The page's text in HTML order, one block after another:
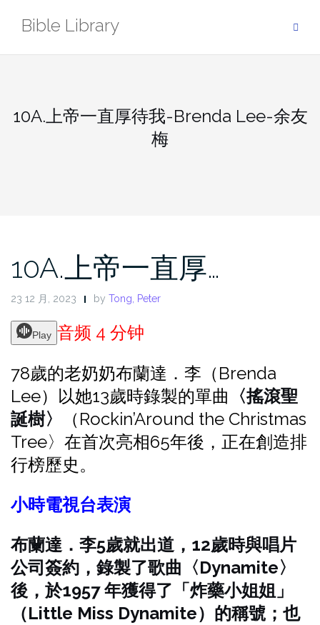
Bible Library
10A.上帝一直厚待我-Brenda Lee-余友
梅
10A.上帝一直厚…
23 12 月, 2023 by Tong, Peter
Play 音频 4 分钟
78歲的老奶奶布蘭達．李（Brenda
Lee）以她13歲時錄製的單曲
〈搖滾聖
誕樹〉
（Rockin’Around the Christmas
Tree〉在首次亮相65年後，正在創造排
行榜歷史。
小時電視台表演
布蘭達．李5歲就出道，12歲時與唱片
公司簽約，錄製了歌曲〈Dynamite〉
後，於1957 年獲得了「炸藥小姐姐」
（Little Miss Dynamite）的稱號；也